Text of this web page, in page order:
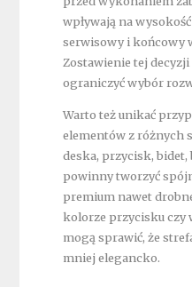
wpływają na
serwisowy i końcowy
Zostawienie tej
ograniczyć wybór
Warto też unikać
elementów z różnych
deska, przycisk, bidet,
powinny tworzyć
premium nawet
kolorze przycisku czy
mogą sprawić, że
mniej elegancko.